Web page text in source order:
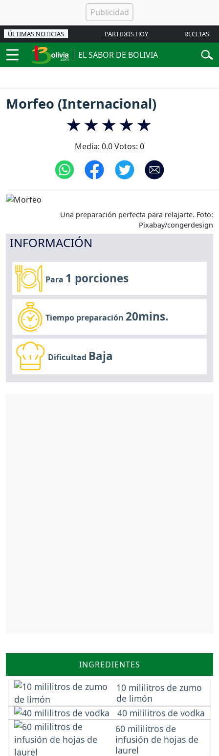
ÚLTIMAS NOTICIAS PARTIDOS HOY RECETAS
EL SABOR DE BOLIVIA
Morfeo (Internacional)
Media: 0.0Votos: 0
Una preparación perfecta para relajarte. Foto:
Pixabay/congerdesign
INFORMACIÓN
Para 1 porciones
Tiempo preparación 20mins.
Dificultad Baja
INGREDIENTES
10 mililitros de zumo
de limón
40 mililitros de vodka
60 mililitros de
infusión de hojas de
laurel